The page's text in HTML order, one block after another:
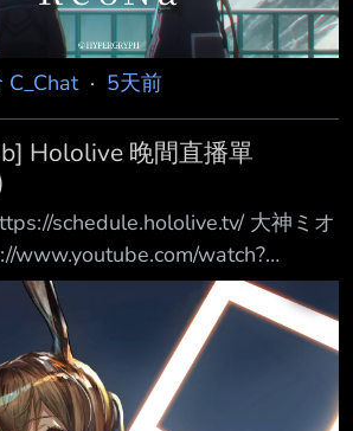
C_Chat· 5天前
Hololive 晚間直播單
schedule.hololive.tv/ 大神ミオ
www.youtube.com/watch?
ロボ子さん、アキロゼ 等多人
賽」第八週）
watch?
watch?